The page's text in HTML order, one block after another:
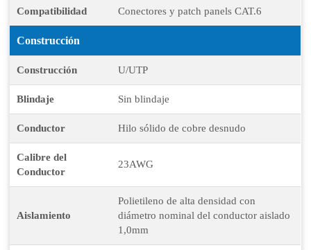
Compatibilidad Conectores y patch panels CAT.6
Construcción
Construcción U/UTP
Blindaje Sin blindaje
Conductor Hilo sólido de cobre desnudo
Calibre del
Conductor
23AWG
Aislamiento
Polietileno de alta densidad con
diámetro nominal del conductor aislado
1,0mm